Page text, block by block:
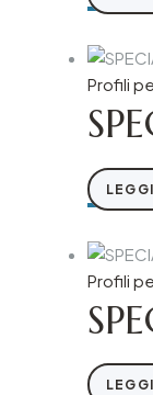
Profili
Profili